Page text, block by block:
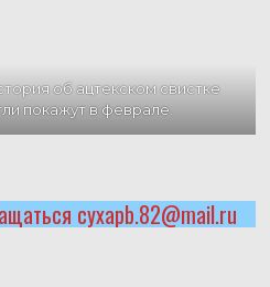
об ацтекском свистке
покажут в феврале.
cyxapb.82@mail.ru